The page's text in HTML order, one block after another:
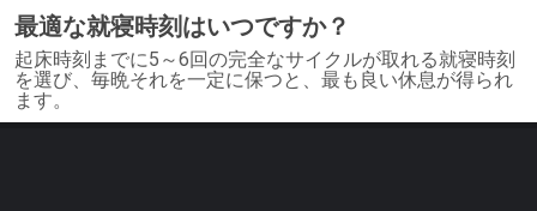
最適な就寝時刻はいつですか？
起床時刻までに5～6回の完全なサイクルが取れる就寝時刻
を選び、毎晩それを一定に保つと、最も良い休息が得られ
ます。